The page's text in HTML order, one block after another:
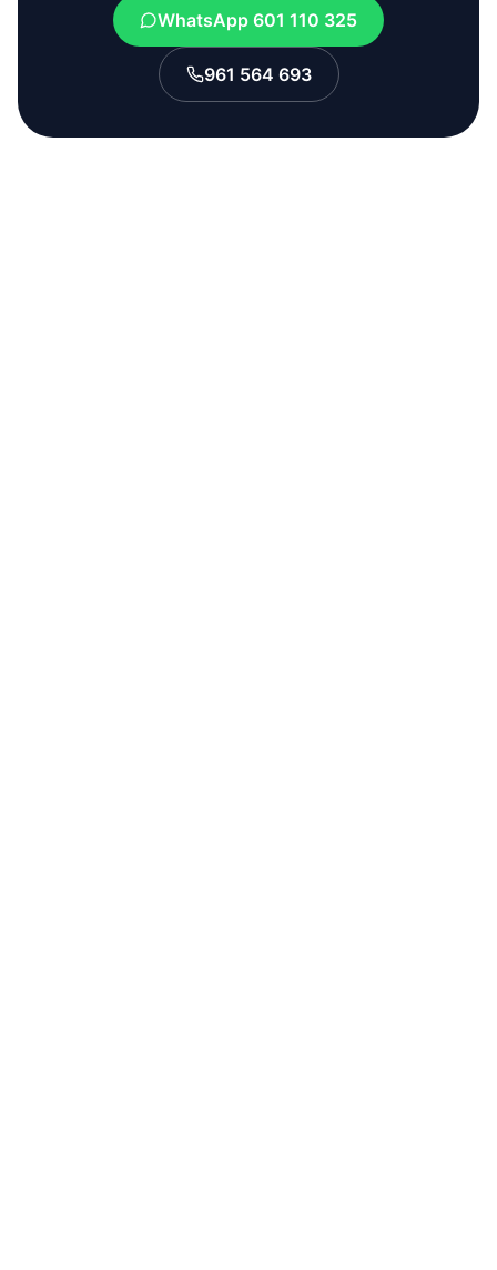
WhatsApp 601 110 325
961 564 693